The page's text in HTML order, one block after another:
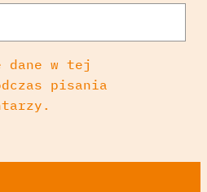
dane w tej
pisania